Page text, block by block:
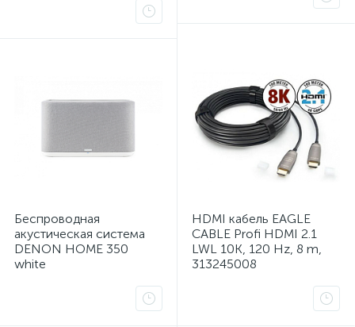
Беспроводная
акустическая система
DENON HOME 350
white
HDMI кабель EAGLE
CABLE Profi HDMI 2.1
LWL 10K, 120 Hz, 8 m,
313245008